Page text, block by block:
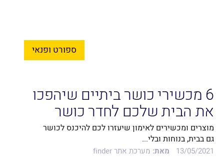
ספורט ופנאי
6 מכשירי כושר ביתיים שיהפכו
את הבית שלכם לחדר כושר
מקצועי
מוצרים ומכשירים לאימון שיעזרו לכם להיכנס לכושר
גם בבית, בנוחות ובלי...
13/05/2021 מאת: מערכת אתר finder